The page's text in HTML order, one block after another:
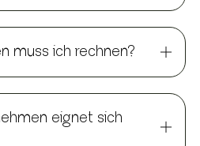
muss ich rechnen?
eignet sich